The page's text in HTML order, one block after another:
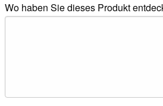
Wo haben Sie dieses Produkt